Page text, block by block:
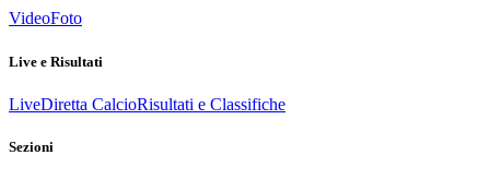
VideoFoto
Live e Risultati
LiveDiretta CalcioRisultati e Classifiche
Sezioni